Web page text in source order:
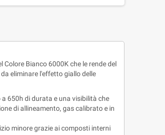
Bianco 6000K che le rende del
eliminare l'effetto giallo delle
650h di durata e una visibilità che
di allineamento, gas calibrato e in
minore grazie ai composti interni